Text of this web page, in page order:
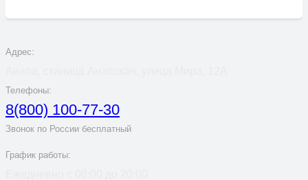
Адрес:
Телефоны:
8(800) 100-77-30
Звонок по России бесплатный
График работы: